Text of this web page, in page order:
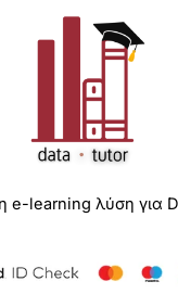
e-learning λύση για